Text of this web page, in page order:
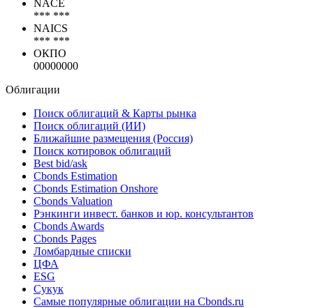
NACE
*** ***
NAICS
*** ***
ОКПО
00000000
Облигации
Поиск облигаций & Карты рынка
Поиск облигаций (ИИ)
Ближайшие размещения (Россия)
Поиск котировок облигаций
Best bid/ask
Cbonds Estimation
Cbonds Estimation Onshore
Cbonds Valuation
Рэнкинги инвест. банков и юр. консультантов
Cbonds Awards
Cbonds Pages
Ломбардные списки
ЦФА
ESG
Сукук
Самые популярные облигации на Cbonds.ru